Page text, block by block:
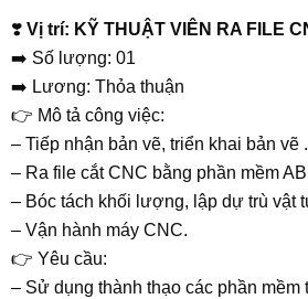
❣️ Vị trí: KỸ THUẬT VIÊN RA FILE
➡️ Số lượng: 01
➡️ Lương: Thỏa thuận
👉 Mô tả công việc:
– Tiếp nhận bản vẽ, triển khai bản vẽ .
– Ra file cắt CNC bằng phần mềm
– Bóc tách khối lượng, lập dự trù vật
– Vận hành máy CNC.
👉 Yêu cầu:
– Sử dụng thành thạo các phần mềm